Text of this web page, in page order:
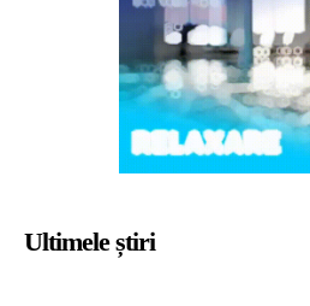
Ultimele știri